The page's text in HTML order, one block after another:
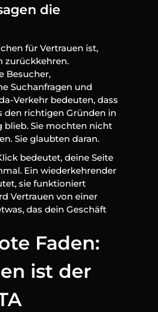
die
für Vertrauen ist,
zurückkehren.
Besucher,
Suchanfragen und
Verkehr bedeuten, dass
den richtigen Gründen in
blieb. Sie mochten nicht
Sie glaubten daran.
bedeutet, deine Seite
Ein wiederkehrender
sie funktioniert
Vertrauen von einer
das dein Geschäft
Faden:
ist der